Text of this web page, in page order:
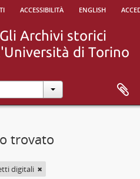
accessibilità english
trovato
digitali